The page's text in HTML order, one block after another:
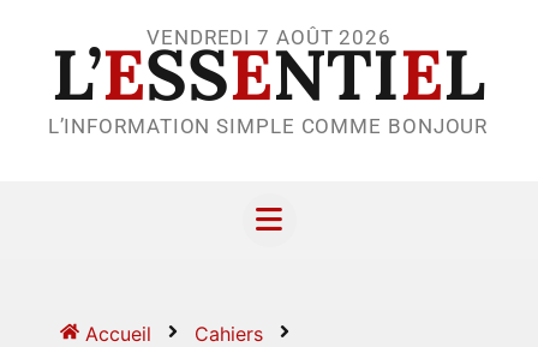
VENDREDI 7 AOÛT 2026
L’ESSENTIEL
L’INFORMATION SIMPLE COMME BONJOUR
Accueil Cahiers